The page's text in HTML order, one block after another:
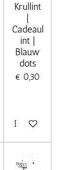
Krullint
Cadeaul
int |
Blauw
dots
€ 0,30
In